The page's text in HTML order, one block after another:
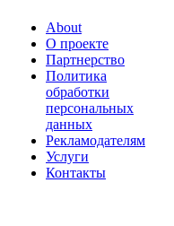
About
О проекте
Партнерство
Политика
обработки
персональных
данных
Рекламодателям
Услуги
Контакты